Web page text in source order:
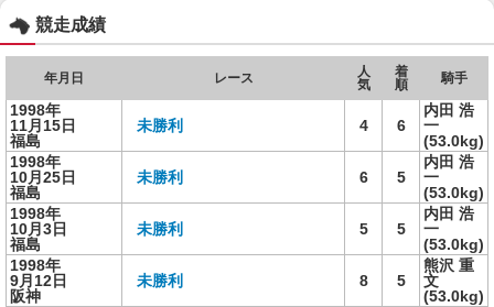
競走成績
年月日 レース
人
気
着
順
騎手
1998年
11月15日
福島
未勝利 4 6
内田 浩
一
(53.0kg)
1998年
10月25日
福島
未勝利 6 5
内田 浩
一
(53.0kg)
1998年
10月3日
福島
未勝利 5 5
内田 浩
一
(53.0kg)
1998年
9月12日
阪神
未勝利 8 5
熊沢 重
文
(53.0kg)